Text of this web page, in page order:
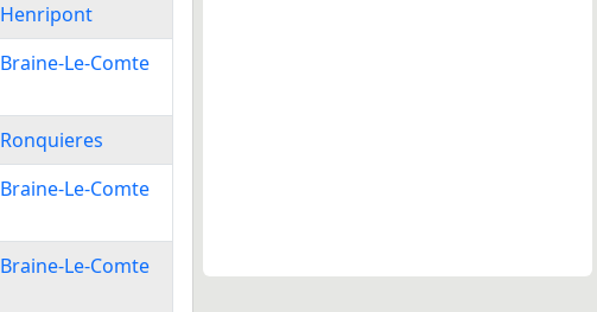
Henripont
Braine-Le-Comte
Ronquieres
Braine-Le-Comte
Braine-Le-Comte